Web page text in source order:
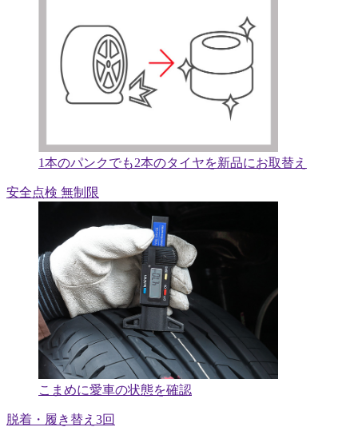
1本のパンクでも2本のタイヤを新品にお取替え
安全点検 無制限
こまめに愛車の状態を確認
脱着・履き替え3回